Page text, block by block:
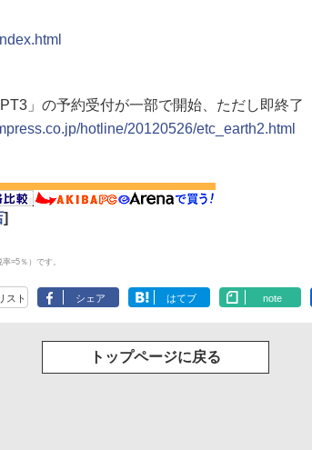
PT3」の予約受付が一部で開始、ただし即終了
hotline/20120526/etc_earth2.html
]
=5％）です。
スト シェア はてブ note
トップページに戻る